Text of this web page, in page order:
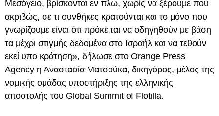
Μεσόγειο, βρίσκονται εν πλω, χωρίς να ξέρουμε πού
ακριβώς, σε τι συνθήκες κρατούνται και το μόνο που
γνωρίζουμε είναι ότι πρόκειται να οδηγηθούν με βάση
τα μέχρι στιγμής δεδομένα στο Ισραήλ και να τεθούν
εκεί υπο κράτηση», δήλωσε στο Orange Press
Agency η Αναστασία Ματσούκα, δικηγόρος, μέλος της
νομικής ομάδας υποστήριξης της ελληνικής
αποστολής του Global Summit of Flotilla.